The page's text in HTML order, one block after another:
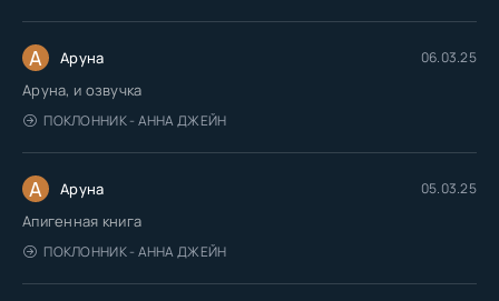
А Аруна 06.03.25
Аруна, и озвучка
ПОКЛОННИК - АННА ДЖЕЙН
А Аруна 05.03.25
Апигенная книга
ПОКЛОННИК - АННА ДЖЕЙН